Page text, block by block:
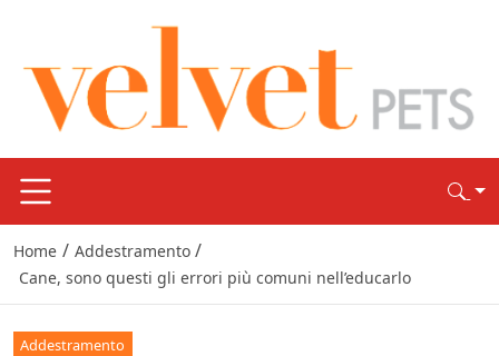
Home / Addestramento /
Cane, sono questi gli errori più comuni nell’educarlo
Addestramento